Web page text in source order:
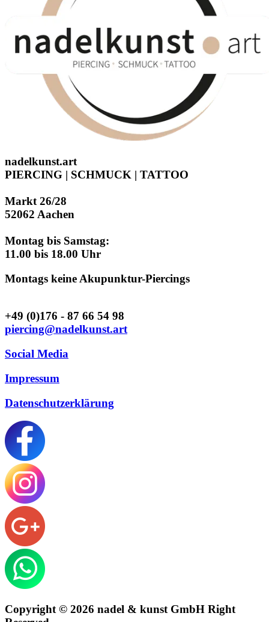
nadelkunst.art
PIERCING | SCHMUCK | TATTOO
Markt 26/28
52062 Aachen
Montag bis Samstag:
11.00 bis 18.00 Uhr
Montags keine Akupunktur-Piercings
+49 (0)176 - 87 66 54 98
piercing@nadelkunst.art
Social Media
Impressum
Datenschutzerklärung
Copyright © 2026 nadel & kunst GmbH Right